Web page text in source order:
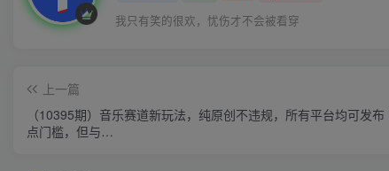
我只有笑的很欢，忧伤才不会被看穿
上一篇
（10395期）音乐赛道新玩法，纯原创不违规，所有平台均可发布
点门槛，但与…